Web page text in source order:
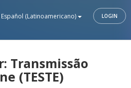
Español (Latinoamericano) LOGIN
Transmissão
(TESTE)